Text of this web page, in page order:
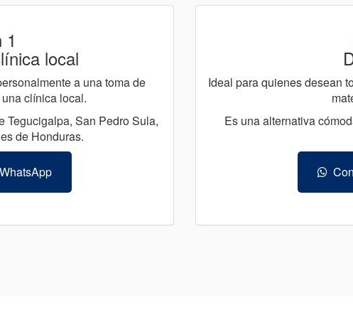
1
local
a una toma de
clínica local.
Tegucigalpa, San Pedro Sula,
de Honduras.
Ideal para quienes desean
Es una alternativa